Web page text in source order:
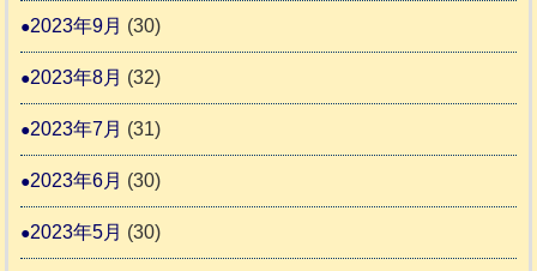
2023年9月 (30)
2023年8月 (32)
2023年7月 (31)
2023年6月 (30)
2023年5月 (30)